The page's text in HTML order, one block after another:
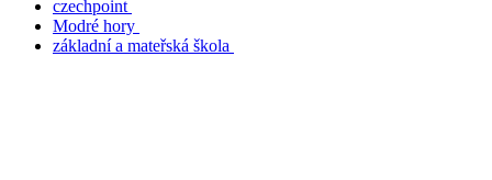
czechpoint
Modré hory
základní a mateřská škola